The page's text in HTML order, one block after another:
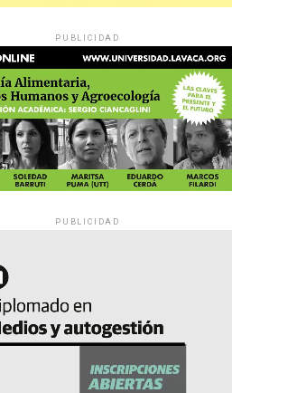
PUBLICIDAD
PUBLICIDAD